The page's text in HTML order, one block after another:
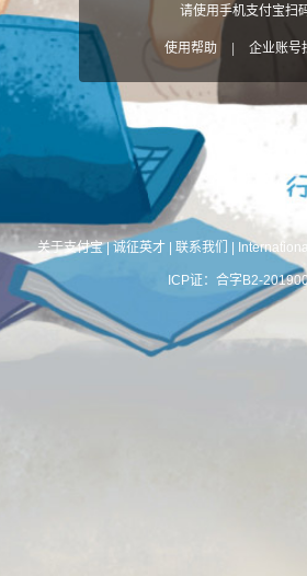
请使用手机支付宝扫
使用帮助 企业账号
关于支付宝|诚征英才 联系我们
ICP证：合字B2-